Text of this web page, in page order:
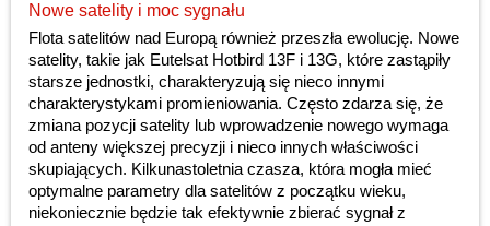
Nowe satelity i moc sygnału
Flota satelitów nad Europą również przeszła ewolucję. Nowe
satelity, takie jak Eutelsat Hotbird 13F i 13G, które zastąpiły
starsze jednostki, charakteryzują się nieco innymi
charakterystykami promieniowania. Często zdarza się, że
zmiana pozycji satelity lub wprowadzenie nowego wymaga
od anteny większej precyzji i nieco innych właściwości
skupiających. Kilkunastoletnia czasza, która mogła mieć
optymalne parametry dla satelitów z początku wieku,
niekoniecznie będzie tak efektywnie zbierać sygnał z